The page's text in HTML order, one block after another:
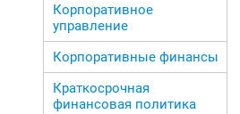
Корпоративное
управление
Корпоративные финансы
Краткосрочная
финансовая политика